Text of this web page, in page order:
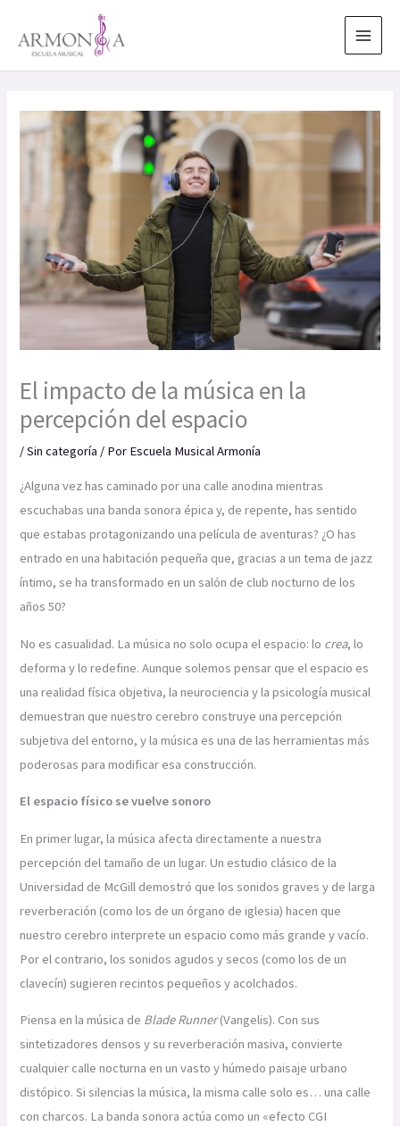
contenido
El impacto de la música en la
percepción del espacio
/Sin categoría / Por Escuela Musical Armonía
¿Alguna vez has caminado por una calle anodina mientras
escuchabas una banda sonora épica y, de repente, has sentido
que estabas protagonizando una película de aventuras? ¿O has
entrado en una habitación pequeña que, gracias a un tema de jazz
íntimo, se ha transformado en un salón de club nocturno de los
años 50?
No es casualidad. La música no solo ocupa el espacio: lo crea, lo
deforma y lo redefine. Aunque solemos pensar que el espacio es
una realidad física objetiva, la neurociencia y la psicología musical
demuestran que nuestro cerebro construye una percepción
subjetiva del entorno, y la música es una de las herramientas más
poderosas para modificar esa construcción.
El espacio físico se vuelve sonoro
En primer lugar, la música afecta directamente a nuestra
percepción del tamaño de un lugar. Un estudio clásico de la
Universidad de McGill demostró que los sonidos graves y de larga
reverberación (como los de un órgano de iglesia) hacen que
nuestro cerebro interprete un espacio como más grande y vacío.
Por el contrario, los sonidos agudos y secos (como los de un
clavecín) sugieren recintos pequeños y acolchados.
Piensa en la música de Blade Runner(Vangelis). Con sus
sintetizadores densos y su reverberación masiva, convierte
cualquier calle nocturna en un vasto y húmedo paisaje urbano
distópico. Si silencias la música, la misma calle solo es… una calle
con charcos. La banda sonora actúa como un «efecto CGI